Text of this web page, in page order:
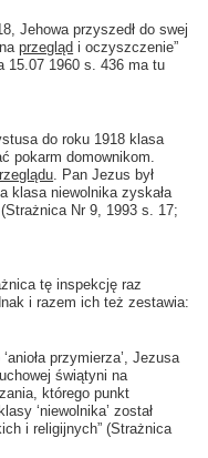
przyszedł do swej
przegląd i oczyszczenie”
15.07 1960 s. 436 ma tu
do roku 1918 klasa
pokarm domownikom.
. Pan Jezus był
klasa niewolnika zyskała
Nr 9, 1993 s. 17;
tę inspekcję raz
i razem ich też zestawia:
przymierza’, Jezusa
świątyni na
którego punkt
‘niewolnika’ został
i religijnych” (Strażnica